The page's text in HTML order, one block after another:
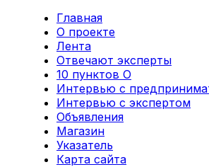
Главная
О проекте
Лента
Отвечают эксперты
10 пунктов О
Интервью с
Интервью с экспертом
Объявления
Магазин
Указатель
Карта сайта